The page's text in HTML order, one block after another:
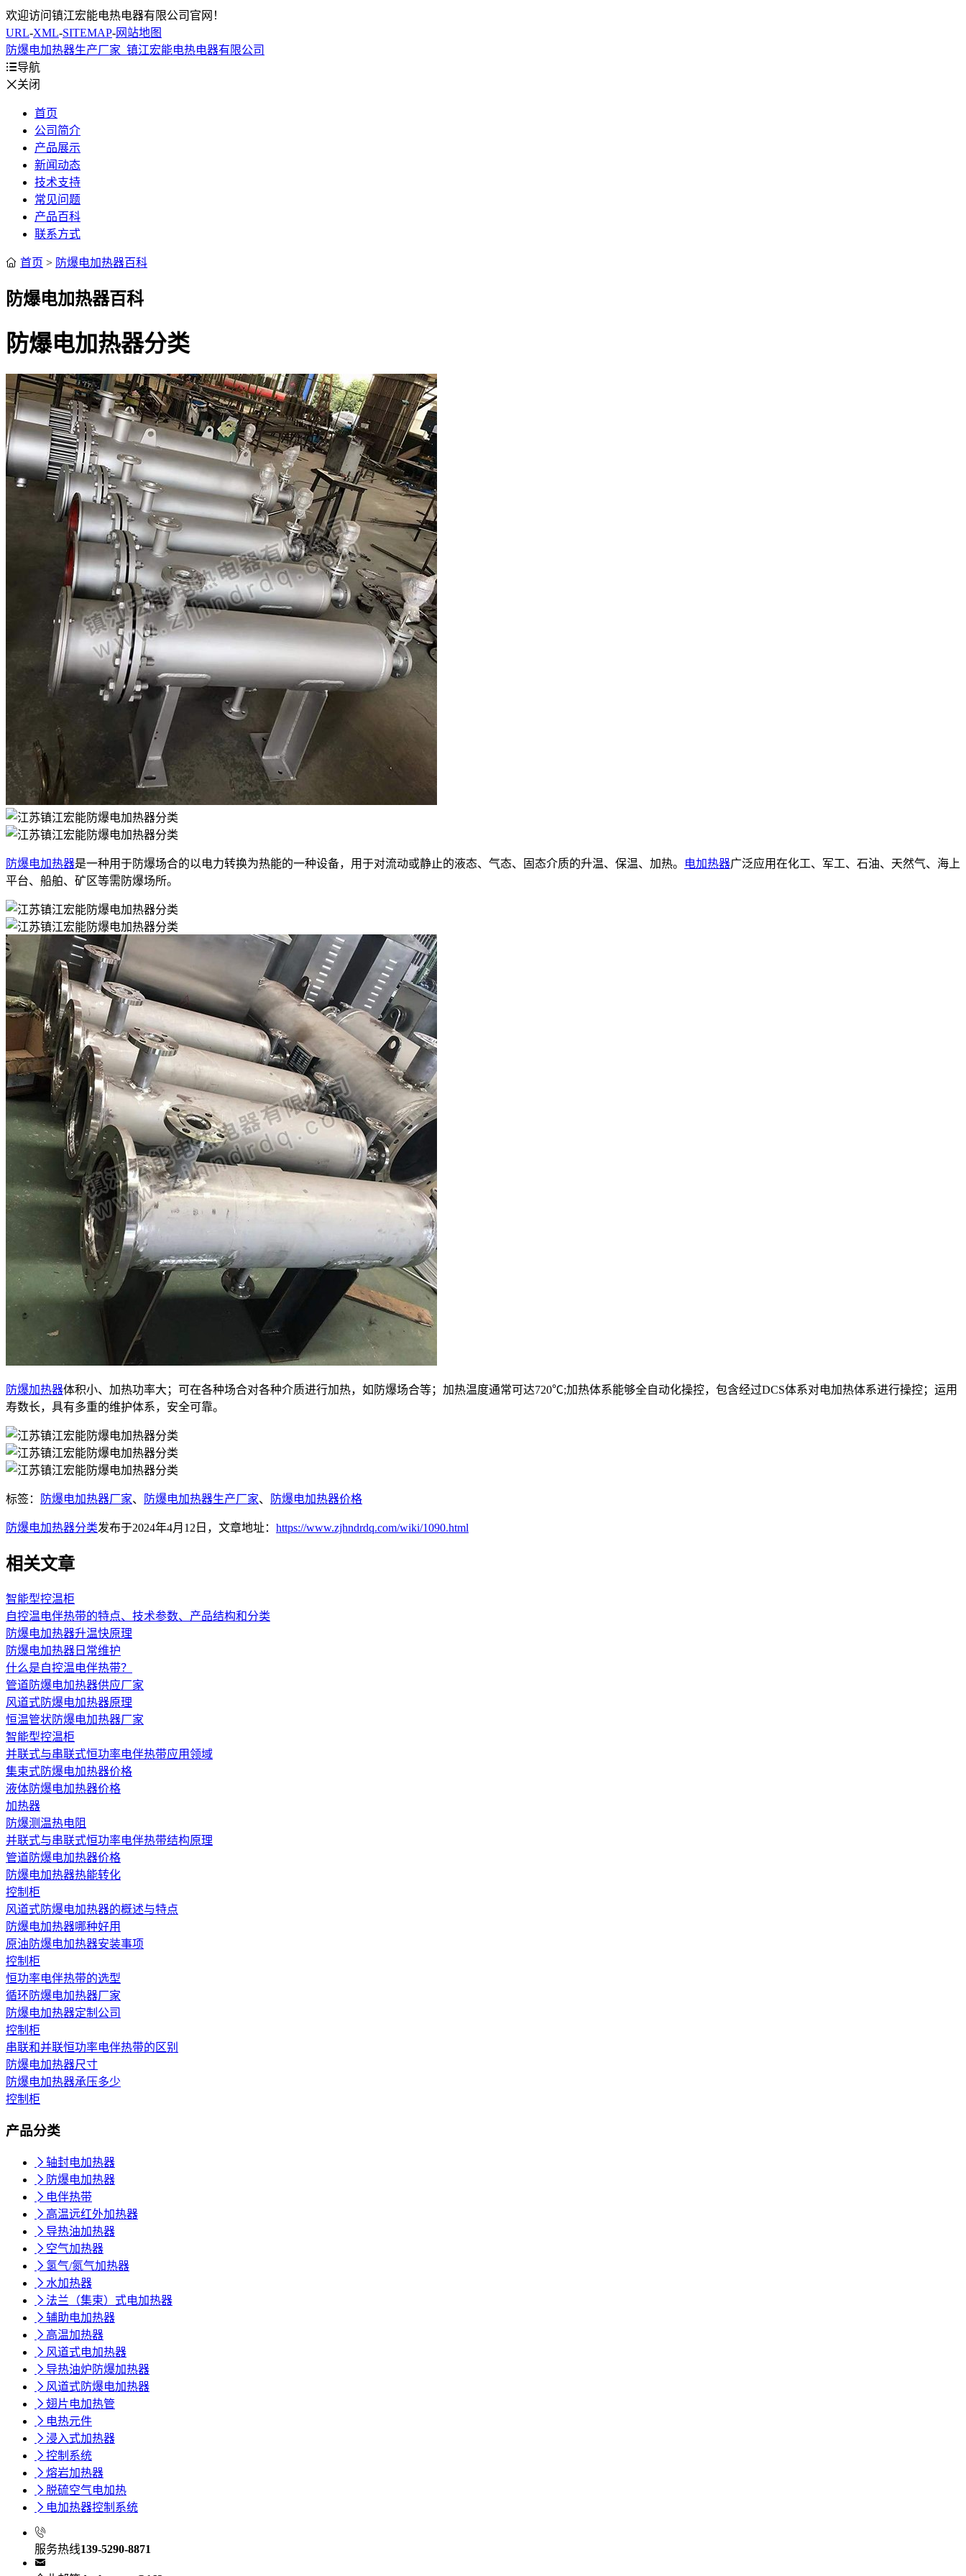
欢迎访问镇江宏能电热电器有限公司官网！
URL-XML-SITEMAP-网站地图
防爆电加热器生产厂家_镇江宏能电热电器有限公司
导航
关闭
首页
公司简介
产品展示
新闻动态
技术支持
常见问题
产品百科
联系方式
 首页 > 防爆电加热器百科
防爆电加热器百科
防爆电加热器分类
防爆电加热器是一种用于防爆场合的以电力转换为热能的一种设备，用于对流动或静止的液态、气态、固态介质的升温、保温、加热。 电加热器广泛应用在化工、军工、石油、天然气、海上
平台、船舶、矿区等需防爆场所。
防爆加热器体积小、加热功率大；可在各种场合对各种介质进行加热，如防爆场合等；加热温度通常可达720℃;加热体系能够全自动化操控，包含经过DCS体系对电加热体系进行操控；运用
寿数长，具有多重的维护体系，安全可靠。
标签： 防爆电加热器厂家、 防爆电加热器生产厂家、 防爆电加热器价格
防爆电加热器分类发布于2024年4月12日，文章地址： https://www.zjhndrdq.com/wiki/1090.html
相关文章
智能型控温柜
自控温电伴热带的特点、技术参数、产品结构和分类
防爆电加热器升温快原理
防爆电加热器日常维护
什么是自控温电伴热带？
管道防爆电加热器供应厂家
风道式防爆电加热器原理
恒温管状防爆电加热器厂家
智能型控温柜
并联式与串联式恒功率电伴热带应用领域
集束式防爆电加热器价格
液体防爆电加热器价格
加热器
防爆测温热电阻
并联式与串联式恒功率电伴热带结构原理
管道防爆电加热器价格
防爆电加热器热能转化
控制柜
风道式防爆电加热器的概述与特点
防爆电加热器哪种好用
原油防爆电加热器安装事项
控制柜
恒功率电伴热带的选型
循环防爆电加热器厂家
防爆电加热器定制公司
控制柜
串联和并联恒功率电伴热带的区别
防爆电加热器尺寸
防爆电加热器承压多少
控制柜
产品分类
 轴封电加热器
 防爆电加热器
 电伴热带
 高温远红外加热器
 导热油加热器
 空气加热器
 氢气/氮气加热器
 水加热器
 法兰（集束）式电加热器
 辅助电加热器
 高温加热器
 风道式电加热器
 导热油炉防爆加热器
 风道式防爆电加热器
 翅片电加热管
 电热元件
 浸入式加热器
 控制系统
 熔岩加热器
 脱硫空气电加热
 电加热器控制系统

服务热线139-5290-8871
